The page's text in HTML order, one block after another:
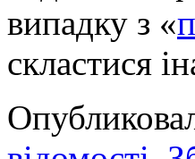
випадку з «
скластися